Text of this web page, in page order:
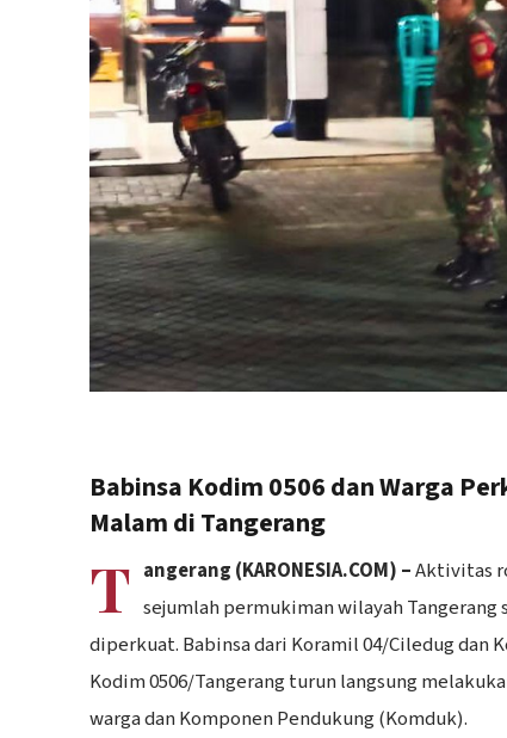
Babinsa Kodim 0506 dan Warga
Malam di Tangerang
T angerang (KARONESIA.COM) –Aktivitas
sejumlah permukiman wilayah Tangerang
diperkuat. Babinsa dari Koramil 04/Ciledug dan
Kodim 0506/Tangerang turun langsung
warga dan Komponen Pendukung (Komduk).